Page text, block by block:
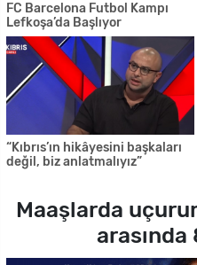
FC Barcelona Futbol Kampı
Lefkoşa’da Başlıyor
“Kıbrıs’ın hikâyesini başkaları
değil, biz anlatmalıyız”
Maaşlarda